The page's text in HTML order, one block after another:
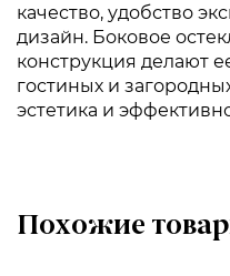
качество, удобство
дизайн. Боковое
конструкция делают
гостиных и
эстетика и
Похожие